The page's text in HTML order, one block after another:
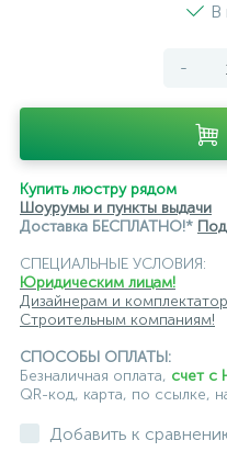
В
-
Купить люстру рядом
Шоурумы и пункты выдачи
Доставка БЕСПЛАТНО!*
СПЕЦИАЛЬНЫЕ УСЛОВИЯ:
Юридическим лицам!
Дизайнерам и
Строительным компаниям!
СПОСОБЫ ОПЛАТЫ:
Безналичная оплата, счет с
QR-код, карта, по ссылке,
Добавить к